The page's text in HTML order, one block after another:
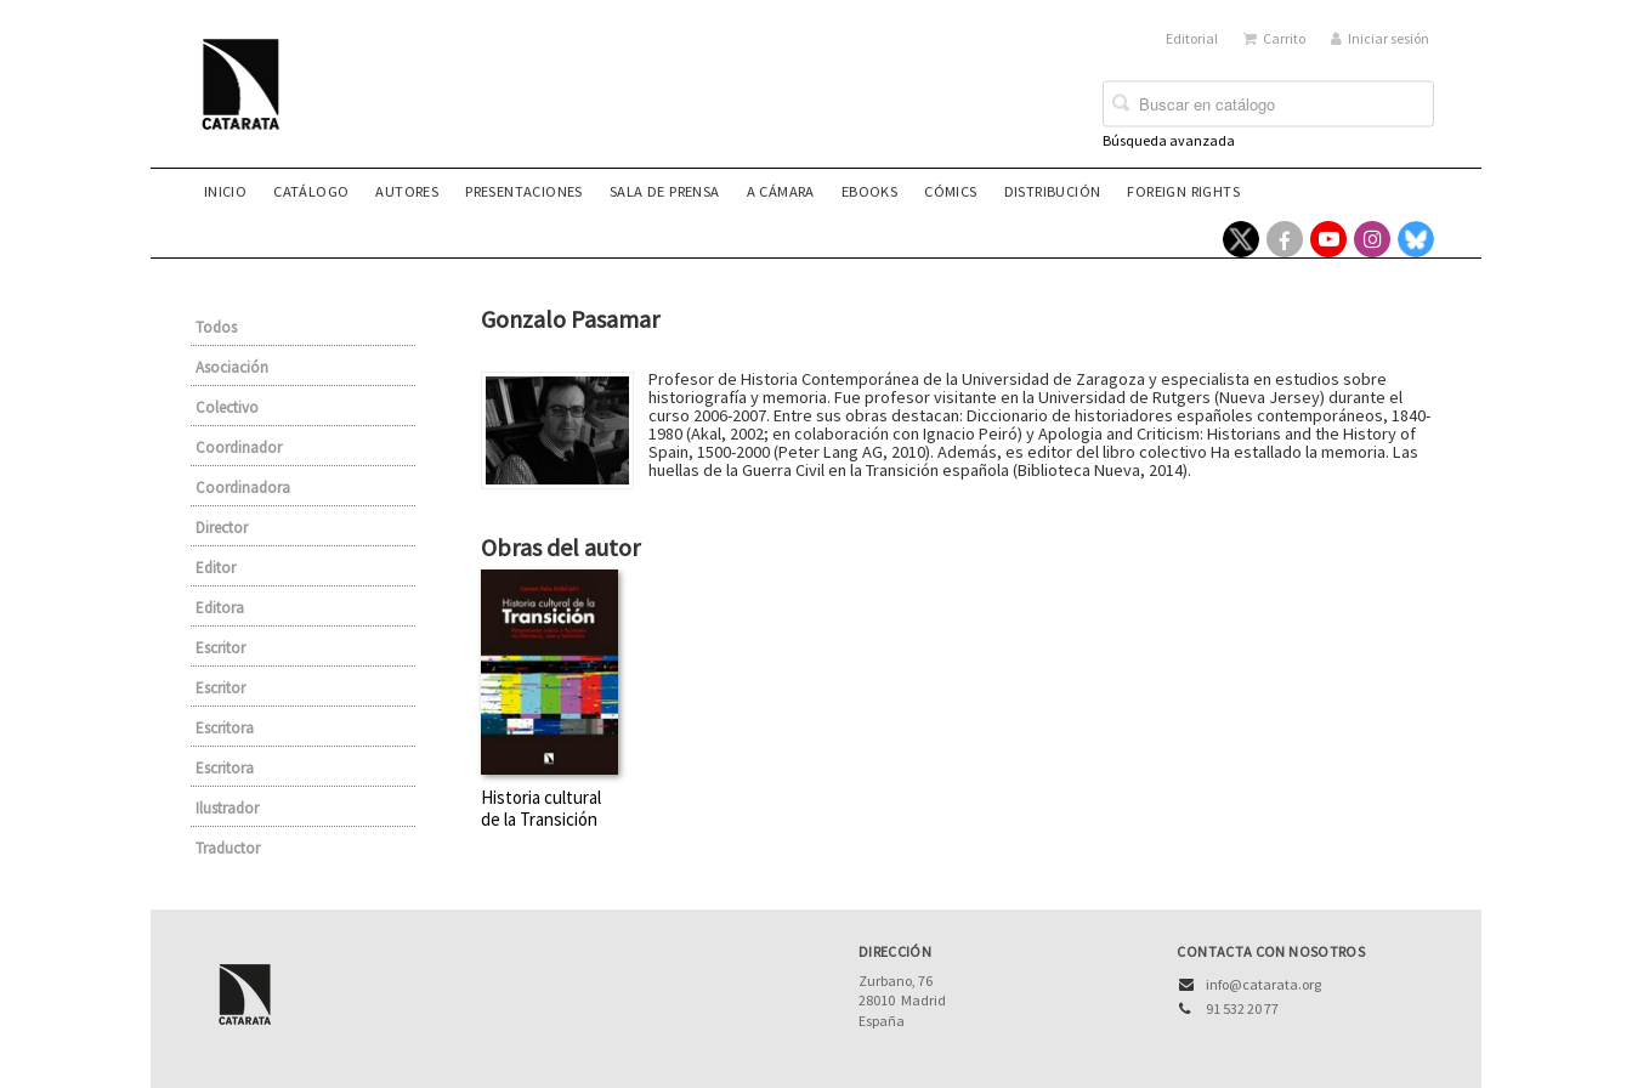
Editorial Carrito Iniciar sesión
Búsqueda avanzada
INICIO CATÁLOGO AUTORES PRESENTACIONES SALA DE PRENSA A CÁMARA EBOOKS CÓMICS DISTRIBUCIÓN FOREIGN RIGHTS
Todos
Asociación
Colectivo
Coordinador
Coordinadora
Director
Editor
Editora
Escritor
Escritor
Escritora
Escritora
Ilustrador
Traductor
Gonzalo Pasamar
Profesor de Historia Contemporánea de la Universidad de Zaragoza y especialista en estudios sobre
historiografía y memoria. Fue profesor visitante en la Universidad de Rutgers (Nueva Jersey) durante el
curso 2006-2007. Entre sus obras destacan: Diccionario de historiadores españoles contemporáneos, 1840-
1980 (Akal, 2002; en colaboración con Ignacio Peiró) y Apologia and Criticism: Historians and the History of
Spain, 1500-2000 (Peter Lang AG, 2010). Además, es editor del libro colectivo Ha estallado la memoria. Las
huellas de la Guerra Civil en la Transición española (Biblioteca Nueva, 2014).
Obras del autor
Historia cultural
de la Transición
DIRECCIÓN
Zurbano, 76
28010 Madrid
España
CONTACTA CON NOSOTROS
info@catarata.org
91 532 20 77